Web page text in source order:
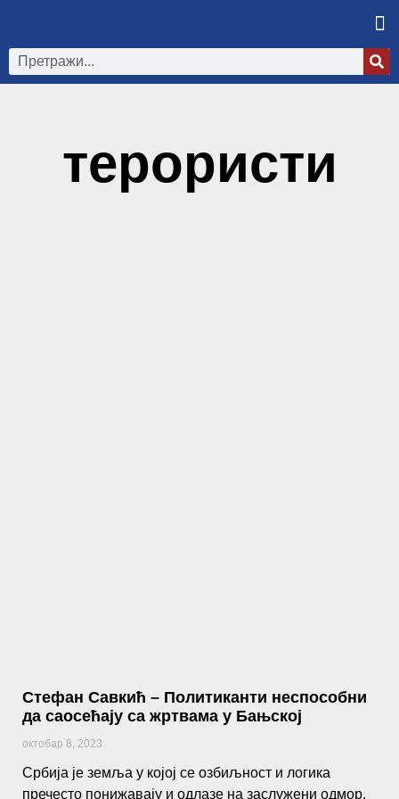
терористи
Стефан Савкић – Политиканти неспособни
да саосећају са жртвама у Бањској
октобар 8, 2023
Србија је земља у којој се озбиљност и логика
пречесто понижавају и одлазе на заслужени одмор,